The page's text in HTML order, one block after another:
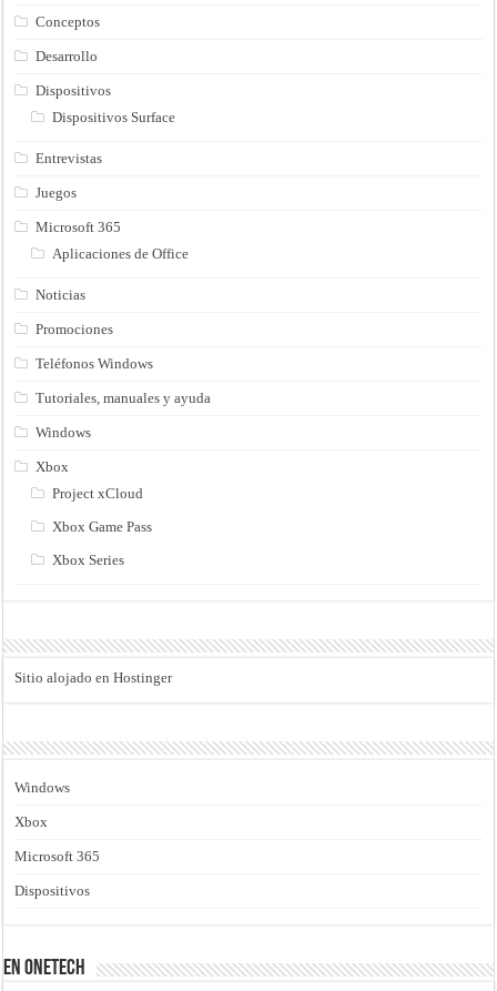
Conceptos
Desarrollo
Dispositivos
Dispositivos Surface
Entrevistas
Juegos
Microsoft 365
Aplicaciones de Office
Noticias
Promociones
Teléfonos Windows
Tutoriales, manuales y ayuda
Windows
Xbox
Project xCloud
Xbox Game Pass
Xbox Series
Sitio alojado en Hostinger
Windows
Xbox
Microsoft 365
Dispositivos
En Onetech